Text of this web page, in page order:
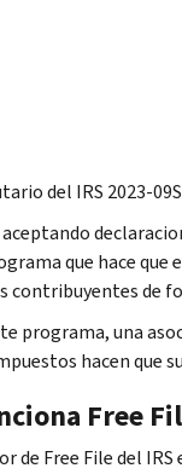
del IRS 2023-
aceptando
que hace
contribuyentes de
programa, una
hacen que
Free
de Free Filedel IRS